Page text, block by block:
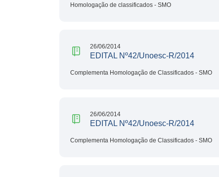
Homologação de classificados - SMO
26/06/2014
EDITAL Nº42/Unoesc-R/2014
Complementa Homologação de Classificados - SMO
26/06/2014
EDITAL Nº42/Unoesc-R/2014
Complementa Homologação de Classificados - SMO